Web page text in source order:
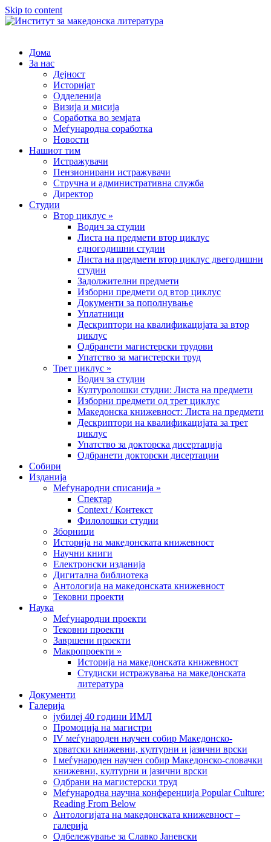
Skip to content
Дома
За нас
Дејност
Историјат
Одделенија
Визија и мисија
Соработка во земјата
Меѓународна соработка
Новости
Нашиот тим
Истражувачи
Пензионирани истражувачи
Стручна и административна служба
Директор
Студии
Втор циклус »
Водич за студии
Листа на предмети втор циклус
едногодишни студии
Листа на предмети втор циклус двегодишни
студии
Задолжителни предмети
Изборни предмети од втор циклус
Документи за пополнување
Уплатници
Дескриптори на квалификацијата за втор
циклус
Одбранети магистерски трудови
Упатство за магистерски труд
Трет циклус »
Водич за студии
Културолошки студии: Листа на предмети
Изборни предмети од трет циклус
Македонска книжевност: Листа на предмети
Дескриптори на квалификацијата за трет
циклус
Упатство за докторска дисертација
Одбранети докторски дисертации
Собири
Изданија
Меѓународни списанија »
Спектар
Context / Контекст
Филолошки студии
Зборници
Историја на македонската книжевност
Научни книги
Електронски изданија
Дигитална библиотека
Антологија на македонската книжевност
Тековни проекти
Наука
Меѓународни проекти
Тековни проекти
Завршени проекти
Макропроекти »
Историја на македонската книжевност
Студиски истражувања на македонската
литература
Документи
Галерија
јубилеј 40 години ИМЛ
Промоција на магистри
IV меѓународен научен собир Македонско-
хрватски книжевни, културни и јазични врски
I меѓународен научен собир Македонско-словачки
книжевни, културни и јазични врски
Одбрани на магистерски труд
Меѓународна научна конференција Popular Culture:
Reading From Below
Антологијата на македонската книжевност –
галерија
Одбележување за Славко Јаневски